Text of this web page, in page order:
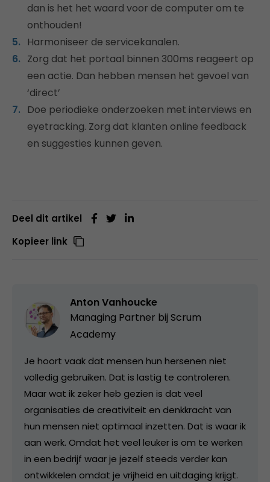
dan is het het waard voor de computer om te
onthouden!
Harmoniseer de servicekanalen.
Zorg dat het portaal binnen 300ms reageert op
een actie. Dan hebben mensen het gevoel van
‘direct’
Doe periodieke onderzoeken met interviews en
eyetracking. Zorg dat klanten online feedback
en suggesties kunnen geven.
Deel dit artikel
Kopieer link
Anton Vanhoucke
Managing Partner bij Scrum
Academy
Je hoort vaak dat mensen hun hersenen niet
volledig gebruiken. Dat is lastig te controleren.
Maar wat ik zeker heb gezien is dat veel
organisaties de creativiteit en denkkracht van
hun mensen niet optimaal inzetten. Dat is waar ik
aan werk. Omdat het veel leuker is om te werken
in een bedrijf waar je jezelf steeds verder kan
ontwikkelen omdat je vrijheid en uitdaging krijgt.